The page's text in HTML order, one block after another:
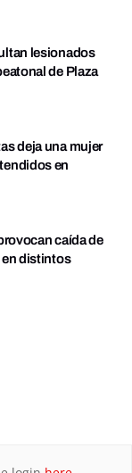
lesionados
de Plaza
deja una mujer
en
caída de
en distintos